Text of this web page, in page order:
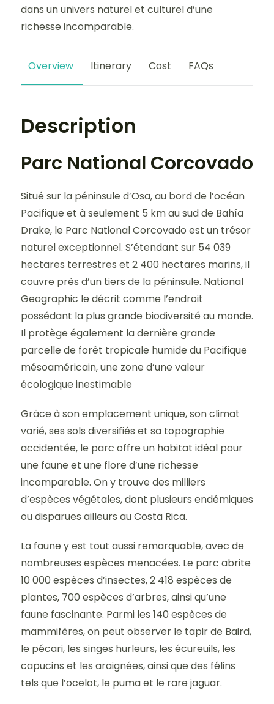
dans un univers naturel et culturel d’une
richesse incomparable.
Overview Itinerary Cost FAQs
Description
Parc National Corcovado
Situé sur la péninsule d’Osa, au bord de l’océan
Pacifique et à seulement 5 km au sud de Bahía
Drake, le Parc National Corcovado est un trésor
naturel exceptionnel. S’étendant sur 54 039
hectares terrestres et 2 400 hectares marins, il
couvre près d’un tiers de la péninsule. National
Geographic le décrit comme l’endroit
possédant la plus grande biodiversité au monde.
Il protège également la dernière grande
parcelle de forêt tropicale humide du Pacifique
mésoaméricain, une zone d’une valeur
écologique inestimable
Grâce à son emplacement unique, son climat
varié, ses sols diversifiés et sa topographie
accidentée, le parc offre un habitat idéal pour
une faune et une flore d’une richesse
incomparable. On y trouve des milliers
d’espèces végétales, dont plusieurs endémiques
ou disparues ailleurs au Costa Rica.
La faune y est tout aussi remarquable, avec de
nombreuses espèces menacées. Le parc abrite
10 000 espèces d’insectes, 2 418 espèces de
plantes, 700 espèces d’arbres, ainsi qu’une
faune fascinante. Parmi les 140 espèces de
mammifères, on peut observer le tapir de Baird,
le pécari, les singes hurleurs, les écureuils, les
capucins et les araignées, ainsi que des félins
tels que l’ocelot, le puma et le rare jaguar.